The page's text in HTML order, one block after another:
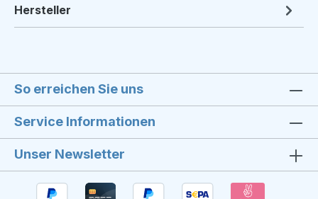
Hersteller
So erreichen Sie uns
Service Informationen
Unser Newsletter